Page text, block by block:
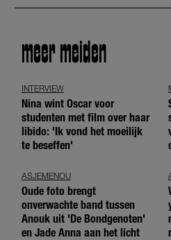
meer meiden
INTERVIEW
Nina wint Oscar voor
studenten met film over haar
libido: 'Ik vond het moeilijk
te beseffen'
ASJEMENOU
Oude foto brengt
onverwachte band tussen
Anouk uit 'De Bondgenoten'
en Jade Anna aan het licht